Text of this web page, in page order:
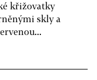
křižovatky
skly a